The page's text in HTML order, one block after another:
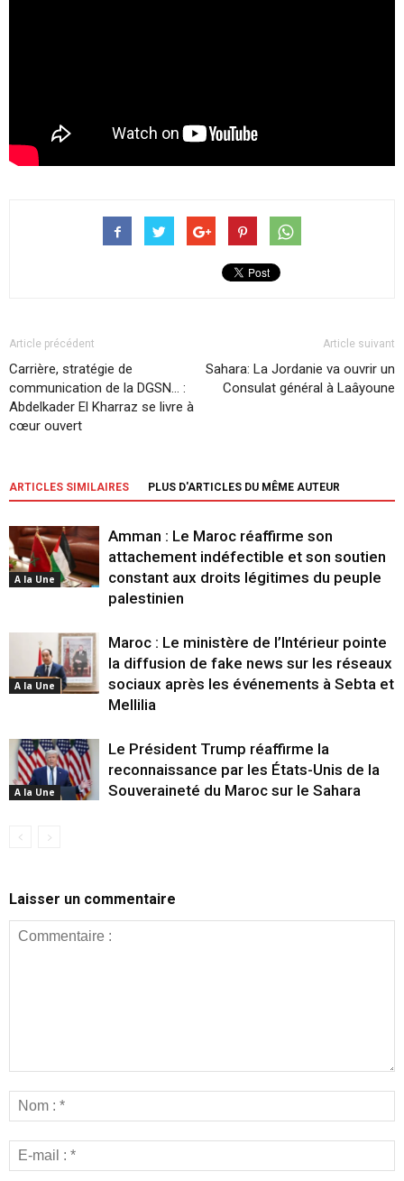
Article précédent
Carrière, stratégie de
communication de la DGSN… :
Abdelkader El Kharraz se livre à
cœur ouvert
Article suivant
Sahara: La Jordanie va ouvrir un
Consulat général à Laâyoune
ARTICLES SIMILAIRES PLUS D'ARTICLES DU MÊME AUTEUR
A la Une
Amman : Le Maroc réaffirme son
attachement indéfectible et son soutien
constant aux droits légitimes du peuple
palestinien
A la Une
Maroc : Le ministère de l’Intérieur pointe
la diffusion de fake news sur les réseaux
sociaux après les événements à Sebta et
Mellilia
A la Une
Le Président Trump réaffirme la
reconnaissance par les États-Unis de la
Souveraineté du Maroc sur le Sahara
Laisser un commentaire